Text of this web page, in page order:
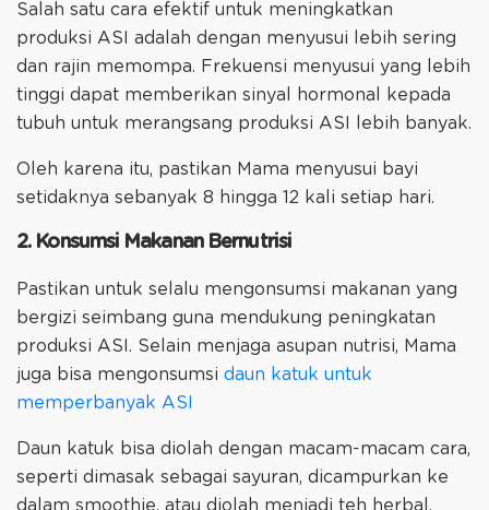
Salah satu cara efektif untuk meningkatkan
produksi ASI adalah dengan menyusui lebih sering
dan rajin memompa. Frekuensi menyusui yang lebih
tinggi dapat memberikan sinyal hormonal kepada
tubuh untuk merangsang produksi ASI lebih banyak.
Oleh karena itu, pastikan Mama menyusui bayi
setidaknya sebanyak 8 hingga 12 kali setiap hari.
2. Konsumsi Makanan Bernutrisi
Pastikan untuk selalu mengonsumsi makanan yang
bergizi seimbang guna mendukung peningkatan
produksi ASI. Selain menjaga asupan nutrisi, Mama
juga bisa mengonsumsi daun katuk untuk
memperbanyak ASI
Daun katuk bisa diolah dengan macam-macam cara,
seperti dimasak sebagai sayuran, dicampurkan ke
dalam smoothie, atau diolah menjadi teh herbal.